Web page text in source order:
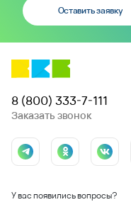
Оставить заявку
8 (800) 333-7-111
Заказать звонок
У вас появились вопросы?